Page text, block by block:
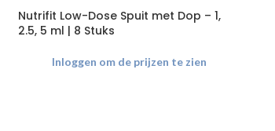
Nutrifit Low-Dose Spuit met Dop – 1,
2.5, 5 ml | 8 Stuks
Inloggen om de prijzen te zien